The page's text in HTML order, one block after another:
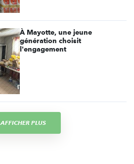
À Mayotte, une jeune
génération choisit
l'engagement
AFFICHER PLUS